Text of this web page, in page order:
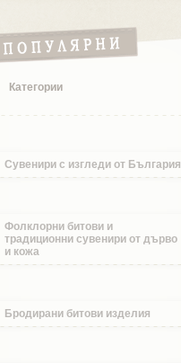
Категории
Сувенири с изгледи от България
Фолклорни битови и
традиционни сувенири от дърво
и кожа
Бродирани битови изделия